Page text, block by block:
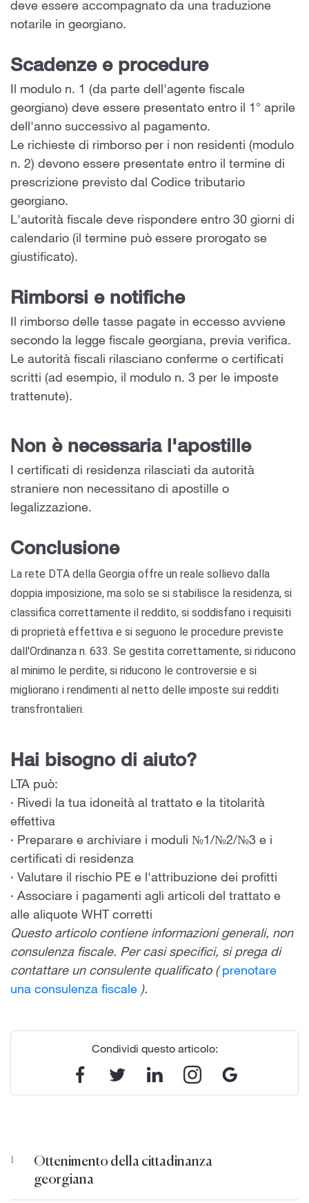
deve essere accompagnato da una traduzione
notarile in georgiano.
Scadenze e procedure
Il modulo n. 1 (da parte dell'agente fiscale
georgiano) deve essere presentato entro il 1° aprile
dell'anno successivo al pagamento.
Le richieste di rimborso per i non residenti (modulo
n. 2) devono essere presentate entro il termine di
prescrizione previsto dal Codice tributario
georgiano.
L'autorità fiscale deve rispondere entro 30 giorni di
calendario (il termine può essere prorogato se
giustificato).
Rimborsi e notifiche
Il rimborso delle tasse pagate in eccesso avviene
secondo la legge fiscale georgiana, previa verifica.
Le autorità fiscali rilasciano conferme o certificati
scritti (ad esempio, il modulo n. 3 per le imposte
trattenute).
Non è necessaria l'apostille
I certificati di residenza rilasciati da autorità
straniere non necessitano di apostille o
legalizzazione.
Conclusione
La rete DTA della Georgia offre un reale sollievo dalla
doppia imposizione, ma solo se si stabilisce la residenza, si
classifica correttamente il reddito, si soddisfano i requisiti
di proprietà effettiva e si seguono le procedure previste
dall'Ordinanza n. 633. Se gestita correttamente, si riducono
al minimo le perdite, si riducono le controversie e si
migliorano i rendimenti al netto delle imposte sui redditi
transfrontalieri.
Hai bisogno di aiuto?
LTA può:
· Rivedi la tua idoneità al trattato e la titolarità
effettiva
· Preparare e archiviare i moduli №1/№2/№3 e i
certificati di residenza
· Valutare il rischio PE e l'attribuzione dei profitti
· Associare i pagamenti agli articoli del trattato e
alle aliquote WHT corretti
Questo articolo contiene informazioni generali, non
consulenza fiscale. Per casi specifici, si prega di
contattare un consulente qualificato ( prenotare
una consulenza fiscale ).
Condividi questo articolo:
1
Ottenimento della cittadinanza
georgiana